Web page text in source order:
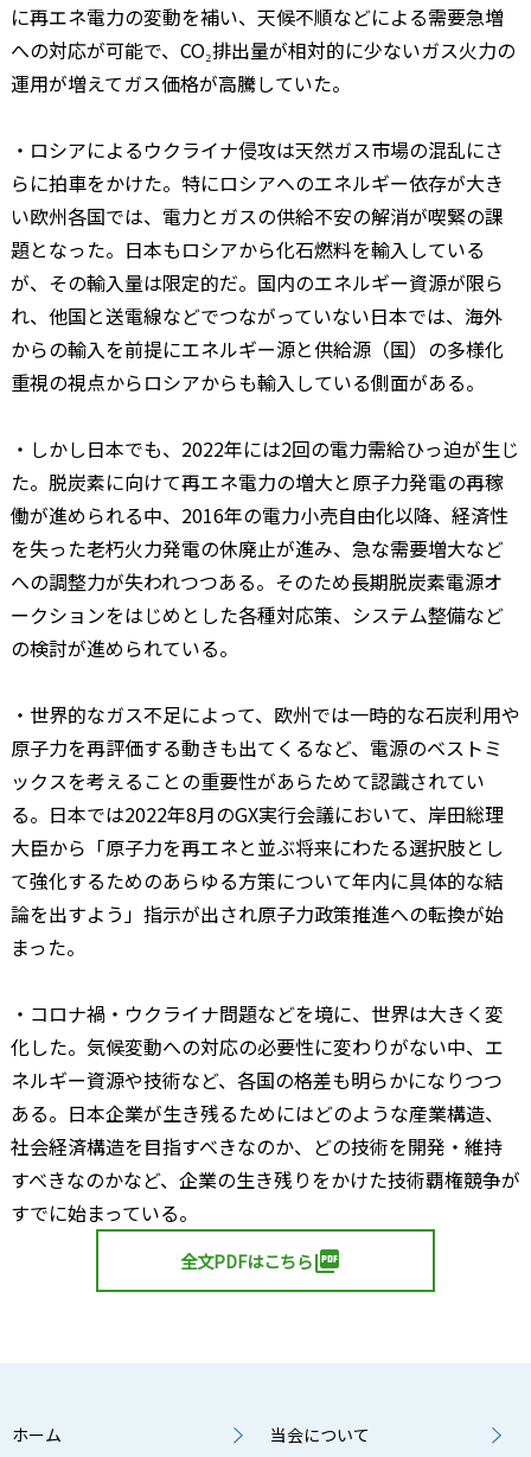
に再エネ電力の変動を補い、天候不順などによる需要急増
への対応が可能で、CO₂排出量が相対的に少ないガス火力の
運用が増えてガス価格が高騰していた。
・ロシアによるウクライナ侵攻は天然ガス市場の混乱にさ
らに拍車をかけた。特にロシアへのエネルギー依存が大き
い欧州各国では、電力とガスの供給不安の解消が喫緊の課
題となった。日本もロシアから化石燃料を輸入している
が、その輸入量は限定的だ。国内のエネルギー資源が限ら
れ、他国と送電線などでつながっていない日本では、海外
からの輸入を前提にエネルギー源と供給源（国）の多様化
重視の視点からロシアからも輸入している側面がある。
・しかし日本でも、2022年には2回の電力需給ひっ迫が生じ
た。脱炭素に向けて再エネ電力の増大と原子力発電の再稼
働が進められる中、2016年の電力小売自由化以降、経済性
を失った老朽火力発電の休廃止が進み、急な需要増大など
への調整力が失われつつある。そのため長期脱炭素電源オ
ークションをはじめとした各種対応策、システム整備など
の検討が進められている。
・世界的なガス不足によって、欧州では一時的な石炭利用や
原子力を再評価する動きも出てくるなど、電源のベストミ
ックスを考えることの重要性があらためて認識されてい
る。日本では2022年8月のGX実行会議において、岸田総理
大臣から「原子力を再エネと並ぶ将来にわたる選択肢とし
て強化するためのあらゆる方策について年内に具体的な結
論を出すよう」指示が出され原子力政策推進への転換が始
まった。
・コロナ禍・ウクライナ問題などを境に、世界は大きく変
化した。気候変動への対応の必要性に変わりがない中、エ
ネルギー資源や技術など、各国の格差も明らかになりつつ
ある。日本企業が生き残るためにはどのような産業構造、
社会経済構造を目指すべきなのか、どの技術を開発・維持
すべきなのかなど、企業の生き残りをかけた技術覇権競争が
すでに始まっている。
全文PDFはこちらpicture_as_pdf
ホーム 当会について